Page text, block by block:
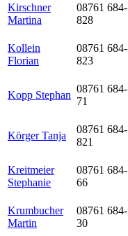
Kirschner
Martina
08761 684-
828
Kollein
Florian
08761 684-
823
Kopp Stephan
08761 684-
71
Körger Tanja
08761 684-
821
Kreitmeier
Stephanie
08761 684-
66
Krumbucher
Martin
08761 684-
30